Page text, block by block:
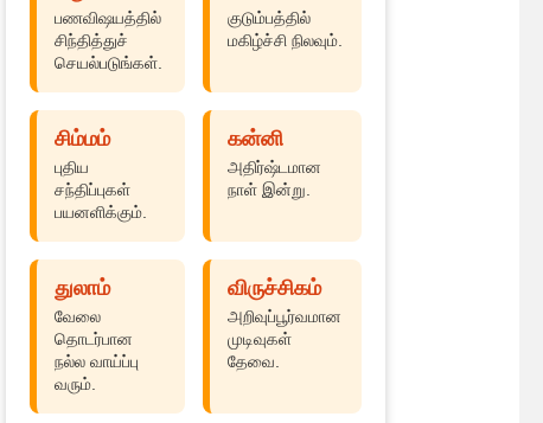
பணவிஷயத்தில்
சிந்தித்துச்
செயல்படுங்கள்.
குடும்பத்தில்
மகிழ்ச்சி நிலவும்.
சிம்மம்
புதிய
சந்திப்புகள்
பயனளிக்கும்.
கன்னி
அதிர்ஷ்டமான
நாள் இன்று.
துலாம்
வேலை
தொடர்பான
நல்ல வாய்ப்பு
வரும்.
விருச்சிகம்
அறிவுப்பூர்வமான
முடிவுகள்
தேவை.